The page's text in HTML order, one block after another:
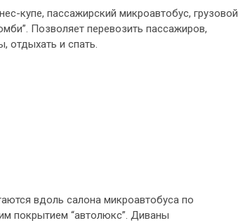
купе, пассажирский микроавтобус, грузовой
Позволяет перевозить пассажиров,
отдыхать и спать.
вдоль салона микроавтобуса по
покрытием “автолюкс”. Диваны